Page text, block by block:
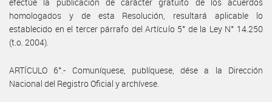
homologados y de esta Resolución, resultará aplicable lo
establecido en el tercer párrafo del Artículo 5° de la Ley N° 14.250
(t.o. 2004).
ARTÍCULO 6°.- Comuníquese, publíquese, dése a la Dirección
Nacional del Registro Oficial y archívese.